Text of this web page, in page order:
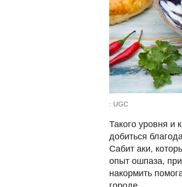
: UGC
Такого уровня и
добиться
Сабит аки,
опыт ошпаза,
накормить